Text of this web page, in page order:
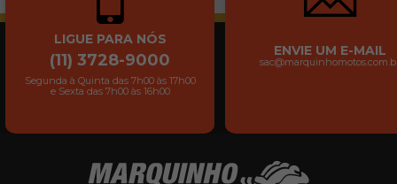
LIGUE PARA NÓS
(11) 3728-9000
Segunda à Quinta das 7h00 às 17h00
e Sexta das 7h00 às 16h00
ENVIE UM E-MAIL